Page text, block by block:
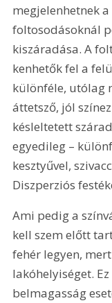
megjelenhetnek
foltosodásoknál
kiszáradása. A
kenhetők fel a
különféle, utólag
áttetsző, jól
késleltetett
egyedileg –
kesztyűvel,
Diszperziós
Ami pedig a
kell szem előtt
fehér legyen,
lakóhelyiséget.
belmagasság